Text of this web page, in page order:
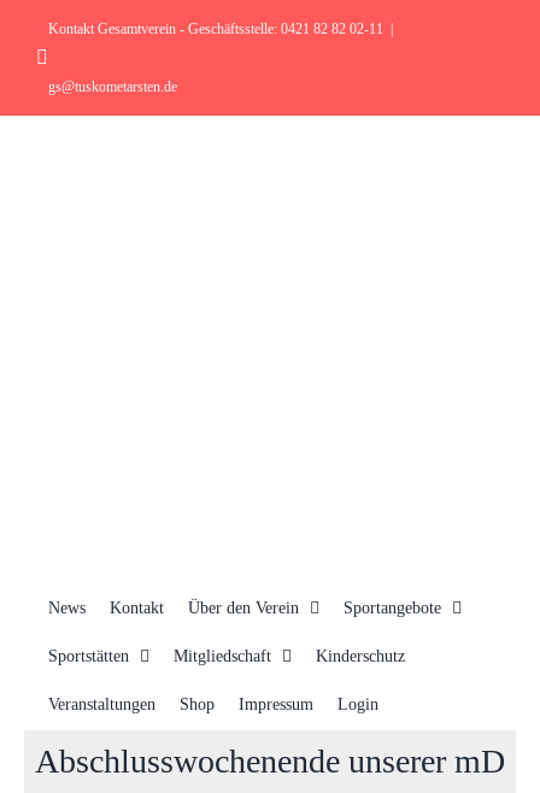
springen
Kontakt Gesamtverein - Geschäftsstelle: 0421 82 82 02-11
gs@tuskometarsten.de
News Kontakt Über den Verein Sportangebote
Sportstätten Mitgliedschaft Kinderschutz
Veranstaltungen Shop Impressum Login
Abschlusswochenende unserer mD